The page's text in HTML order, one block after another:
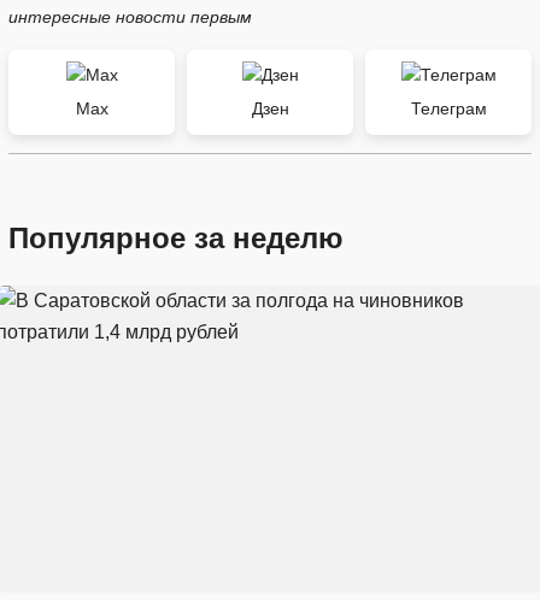
интересные новости первым
Max Дзен Телеграм
Популярное за неделю